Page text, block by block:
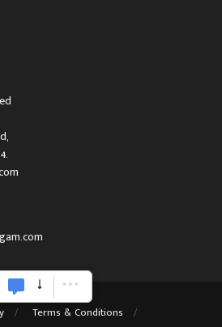
Terms & Conditions